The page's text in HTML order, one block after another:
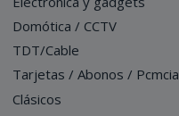
Domótica / CCTV
TDT/Cable
Tarjetas / Abonos / Pcmcia
Clásicos